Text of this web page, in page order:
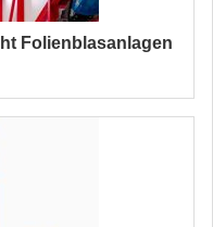
Folienblasanlagen